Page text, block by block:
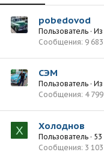
pobedovod
Пользователь · Из
Сообщения 9 683
СЭМ
Пользователь · Из
Сообщения 4 799
Х Холоднов
Пользователь · 53
Сообщения 3 103